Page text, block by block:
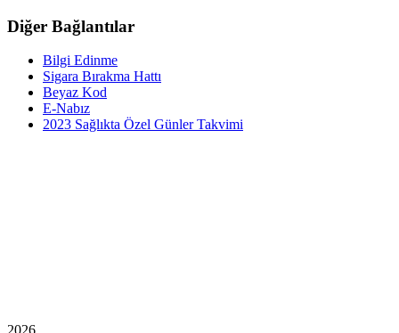
Diğer Bağlantılar
Bilgi Edinme
Sigara Bırakma Hattı
Beyaz Kod
E-Nabız
2023 Sağlıkta Özel Günler Takvimi